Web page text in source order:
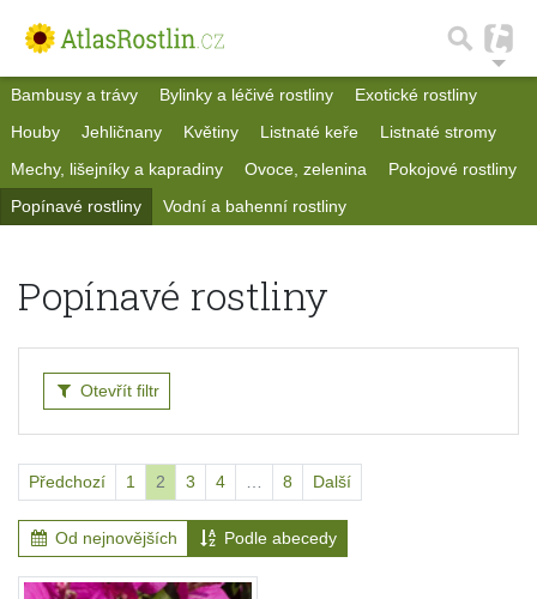
Bambusy a trávy Bylinky a léčivé rostliny
Exotické rostliny
Houby
Jehličnany Květiny Listnaté keře
Listnaté stromy
Mechy, lišejníky a kapradiny
Ovoce, zelenina
Pokojové rostliny
Popínavé rostliny
Vodní a bahenní rostliny
Popínavé rostliny
Otevřít filtr
Předchozí 1 2 3 4 8 Další
Od nejnovějších Podle abecedy